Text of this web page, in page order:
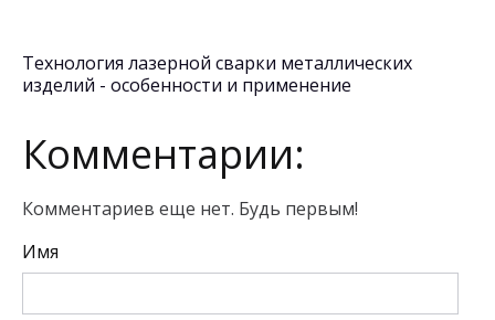
Технология лазерной сварки металлических
изделий - особенности и применение
Комментарии:
Комментариев еще нет. Будь первым!
Имя